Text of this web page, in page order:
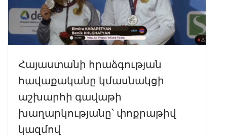
Հայաստանի հրաձգության
հավաքականը կմասնակցի
աշխարհի գավաթի
խաղարկությանը՝ փոքրաթիվ
կազմով